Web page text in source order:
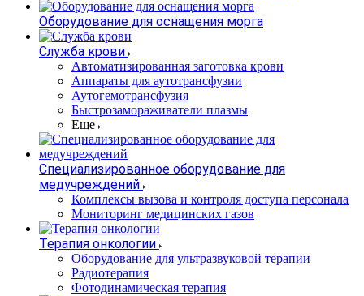
Оборудование для оснащения морга
Служба крови
Автоматизированная заготовка крови
Аппараты для аутотрансфузии
Аутогемотрансфузия
Быстрозамораживатели плазмы
Еще
Специализированное оборудование для
медучреждений
Комплексы вызова и контроля доступа персонала
Мониторинг медицинских газов
Терапия онкологии
Оборудование для ультразвуковой терапии
Радиотерапия
Фотодинамическая терапия